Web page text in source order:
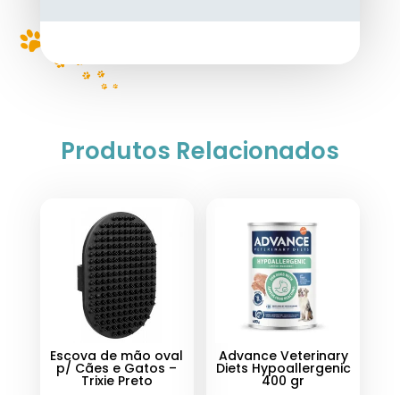
Produtos Relacionados
Escova de mão oval
p/ Cães e Gatos –
Trixie Preto
Advance Veterinary
Diets Hypoallergenic
400 gr